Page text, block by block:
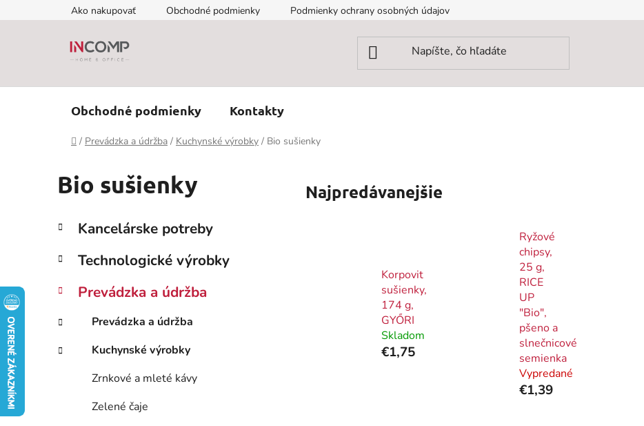
na
Ako nakupovať Obchodné podmienky Podmienky ochrany osobných údajov
Obchodné podmienky Kontakty
Domov
/ Prevádzka a údržba / Kuchynské výrobky / Bio sušienky
Bio sušienky
B
č
ý
a
n
Preskočiť
kategórie
K
a
e
ó
i
Kancelárske potreby
Technologické výrobky
Prevádzka a údržba
Prevádzka a údržba
Kuchynské výrobky
Zrnkové a mleté kávy
Zelené čaje
Najpredávanejšie
Korpovit
sušienky,
174 g,
GYŐRI
Skladom
€1,75
Ryžové
chipsy,
25 g,
RICE
UP
"Bio",
pšeno a
slnečnicové
semienka
Vypredané
€1,39